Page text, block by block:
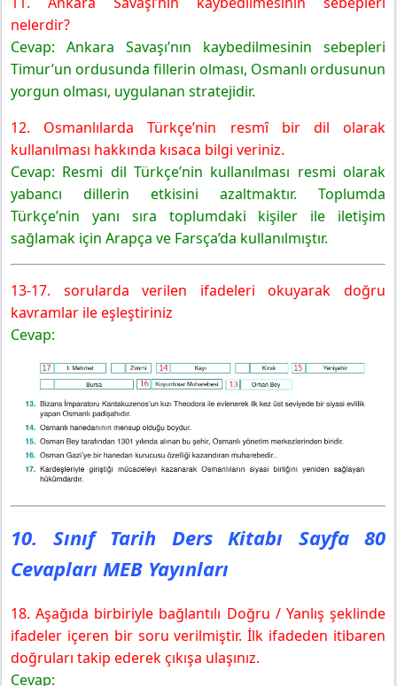
nelerdir?
Cevap: Ankara Savaşı’nın kaybedilmesinin sebepleri
Timur’un ordusunda fillerin olması, Osmanlı ordusunun
yorgun olması, uygulanan stratejidir.
12. Osmanlılarda Türkçe’nin resmî bir dil olarak
kullanılması hakkında kısaca bilgi veriniz.
Cevap: Resmi dil Türkçe’nin kullanılması resmi olarak
yabancı dillerin etkisini azaltmaktır. Toplumda
Türkçe’nin yanı sıra toplumdaki kişiler ile iletişim
sağlamak için Arapça ve Farsça’da kullanılmıştır.
13-17. sorularda verilen ifadeleri okuyarak doğru
kavramlar ile eşleştiriniz
Cevap:
10. Sınıf Tarih Ders Kitabı Sayfa 80
Cevapları MEB Yayınları
18. Aşağıda birbiriyle bağlantılı Doğru / Yanlış şeklinde
ifadeler içeren bir soru verilmiştir. İlk ifadeden itibaren
doğruları takip ederek çıkışa ulaşınız.
Cevap: